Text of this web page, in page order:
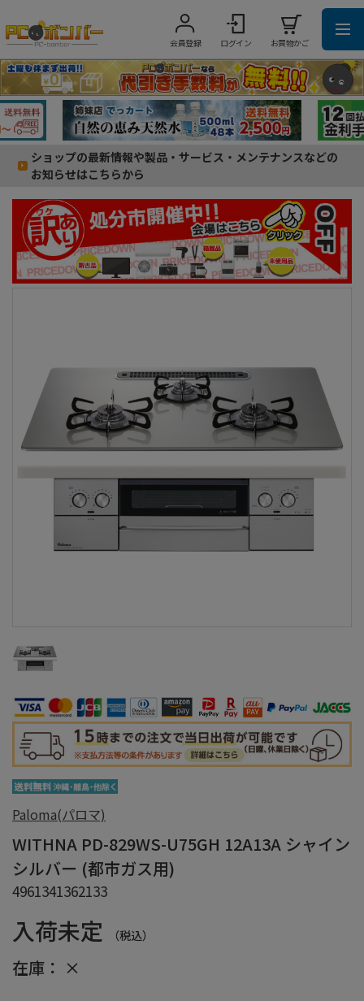
会員登録 ログイン お買物かご
ショップの最新情報や製品・サービス・メンテナンスなどの
お知らせはこちらから
Paloma(パロマ)
WITHNA PD-829WS-U75GH 12A13A シャイン
シルバー (都市ガス用)
4961341362133
入荷未定 （税込）
在庫： ×